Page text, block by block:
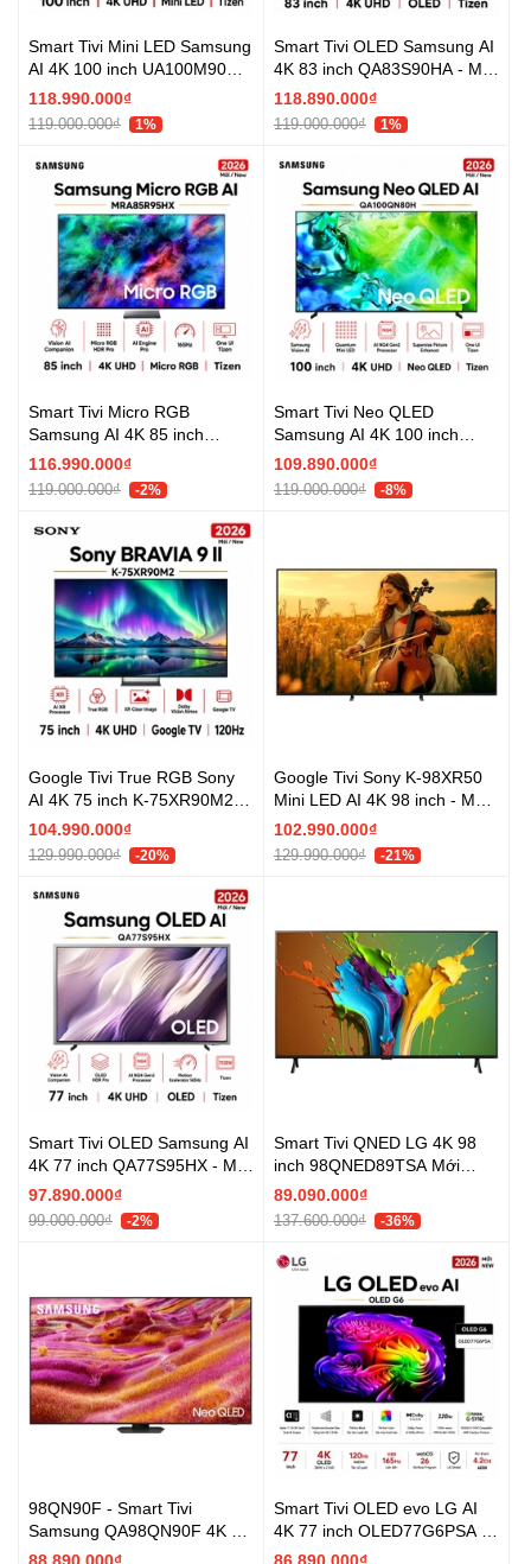
Smart Tivi Mini LED Samsung
AI 4K 100 inch UA100M90H -
Mới 2026
118.990.000₫
119.000.000₫ 1%
Smart Tivi OLED Samsung AI
4K 83 inch QA83S90HA - Mới
2026
118.890.000₫
119.000.000₫ 1%
Smart Tivi Micro RGB
Samsung AI 4K 85 inch
MRA85R95HX - Mới 2026
116.990.000₫
119.000.000₫ -2%
Smart Tivi Neo QLED
Samsung AI 4K 100 inch
QA100QN80H - Mới 2026
109.890.000₫
119.000.000₫ -8%
Google Tivi True RGB Sony
AI 4K 75 inch K-75XR90M2 -
Mới 2026
104.990.000₫
129.990.000₫ -20%
Google Tivi Sony K-98XR50
Mini LED AI 4K 98 inch - Mới
2025
102.990.000₫
129.990.000₫ -21%
Smart Tivi OLED Samsung AI
4K 77 inch QA77S95HX - Mới
2026
97.890.000₫
99.000.000₫ -2%
Smart Tivi QNED LG 4K 98
inch 98QNED89TSA Mới
2024
89.090.000₫
137.600.000₫ -36%
98QN90F - Smart Tivi
Samsung QA98QN90F 4K 98
inch AI Neo QLED - Chính
88.890.000₫
Smart Tivi OLED evo LG AI
4K 77 inch OLED77G6PSA -
Mới 2026
86.890.000₫